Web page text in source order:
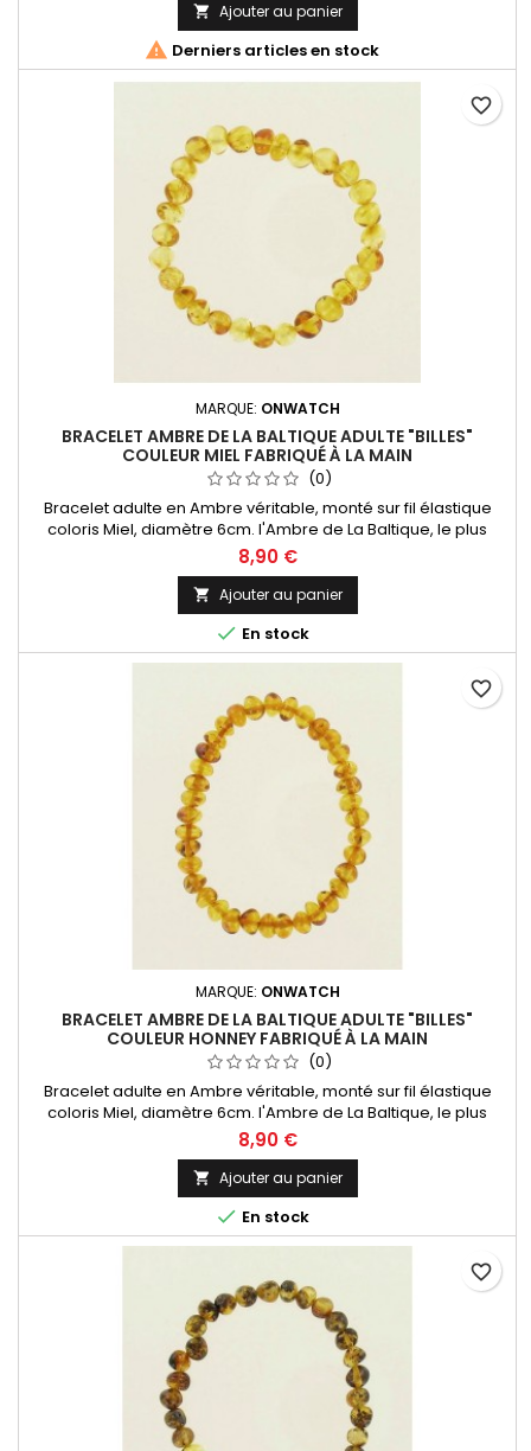
 Ajouter au panier
 Derniers articles en stock
MARQUE: ONWATCH
BRACELET AMBRE DE LA BALTIQUE ADULTE "BILLES"
COULEUR MIEL FABRIQUÉ À LA MAIN
(0)
Bracelet adulte en Ambre véritable, monté sur fil élastique
coloris Miel, diamètre 6cm. l'Ambre de La Baltique, le plus
réputé au monde ! Livré dans un sachet organza
8,90 €
 Ajouter au panier
 En stock
favorite_border
MARQUE: ONWATCH
BRACELET AMBRE DE LA BALTIQUE ADULTE "BILLES"
COULEUR HONNEY FABRIQUÉ À LA MAIN
(0)
Bracelet adulte en Ambre véritable, monté sur fil élastique
coloris Miel, diamètre 6cm. l'Ambre de La Baltique, le plus
réputé au monde ! Livré dans un sachet organza
8,90 €
 Ajouter au panier
 En stock
favorite_border
favorite_border